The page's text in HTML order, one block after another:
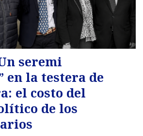
seremi
en la testera de
el costo del
de los